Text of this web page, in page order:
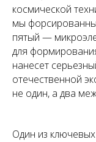
космической
мы
пятый —
для
нанесет
отечественной
не один, а два
Один из